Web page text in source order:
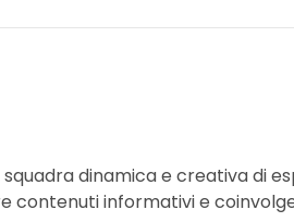
dinamica e creativa di
contenuti informativi e